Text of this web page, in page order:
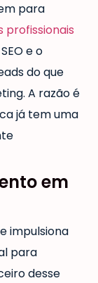
para
profissionais
e o
do que
A razão é
já tem uma
em
impulsiona
para
desse